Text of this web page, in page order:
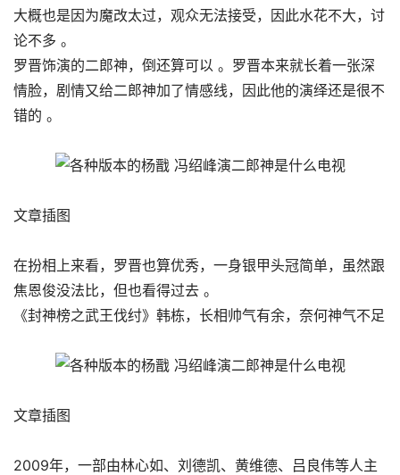
大概也是因为魔改太过，观众无法接受，因此水花不大，讨
论不多 。
罗晋饰演的二郎神，倒还算可以 。罗晋本来就长着一张深
情脸，剧情又给二郎神加了情感线，因此他的演绎还是很不
错的 。
文章插图
在扮相上来看，罗晋也算优秀，一身银甲头冠简单，虽然跟
焦恩俊没法比，但也看得过去 。
《封神榜之武王伐纣》韩栋，长相帅气有余，奈何神气不足
文章插图
2009年，一部由林心如、刘德凯、黄维德、吕良伟等人主